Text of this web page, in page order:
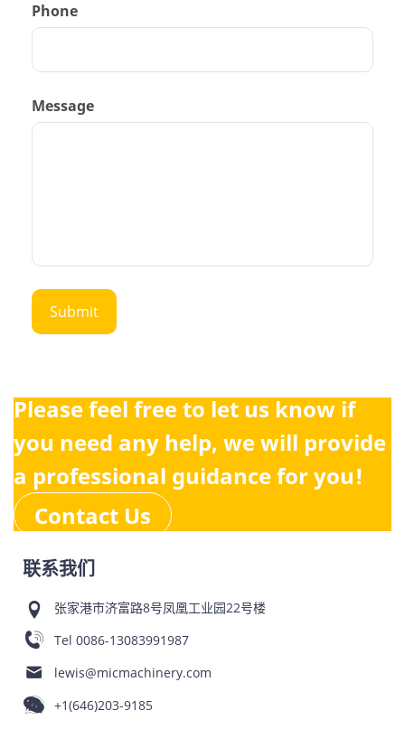
Phone
Message
Please feel free to let us know if
you need any help, we will provide
a professional guidance for you!
Contact Us
联系我们
张家港市济富路8号凤凰工业园22号楼
Tel 0086-13083991987
lewis@micmachinery.com
+1(646)203-9185